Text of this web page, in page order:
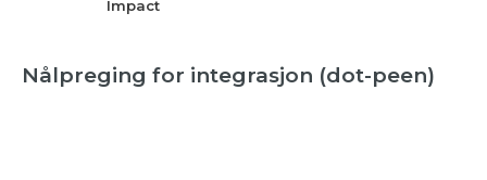
Impact
Nålpreging for integrasjon (dot-peen)